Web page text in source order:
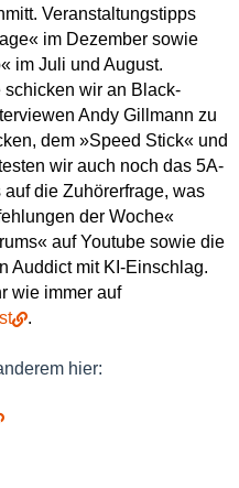
Veranstaltungstipps
im Dezember sowie
im Juli und August.
schicken wir an Black-
Andy Gillmann zu
dem »Speed Stick« und
wir auch noch das 5A-
die Zuhörerfrage, was
der Woche«
auf Youtube sowie die
Auddict mit KI-Einschlag.
wie immer auf
.
hier: